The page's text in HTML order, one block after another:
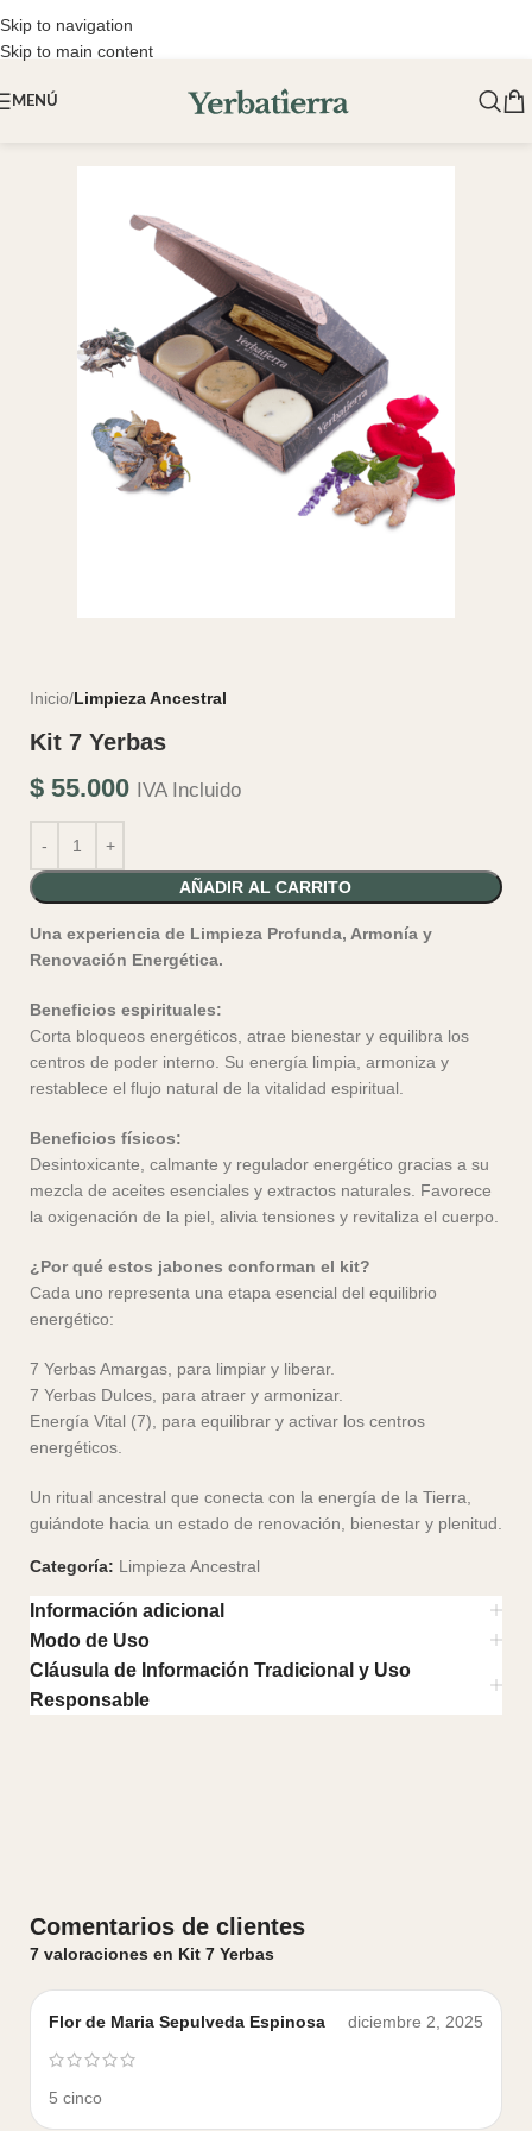
Skip to navigation
Skip to main content
MENÚ
Inicio Limpieza Ancestral
Kit 7 Yerbas
$ 55.000 IVA Incluido
Una experiencia de Limpieza Profunda, Armonía y
Renovación Energética.
Beneficios espirituales:
Corta bloqueos energéticos, atrae bienestar y equilibra los
centros de poder interno. Su energía limpia, armoniza y
restablece el flujo natural de la vitalidad espiritual.
Beneficios físicos:
Desintoxicante, calmante y regulador energético gracias a su
mezcla de aceites esenciales y extractos naturales. Favorece
la oxigenación de la piel, alivia tensiones y revitaliza el cuerpo.
¿Por qué estos jabones conforman el kit?
Cada uno representa una etapa esencial del equilibrio
energético:
7 Yerbas Amargas, para limpiar y liberar.
7 Yerbas Dulces, para atraer y armonizar.
Energía Vital (7), para equilibrar y activar los centros
energéticos.
Un ritual ancestral que conecta con la energía de la Tierra,
guiándote hacia un estado de renovación, bienestar y plenitud.
Información adicional
Modo de Uso
Cláusula de Información Tradicional y Uso
Responsable
AÑADIR AL CARRITO
Categoría: Limpieza Ancestral
Comentarios de clientes
7 valoraciones en Kit 7 Yerbas
Flor de Maria Sepulveda Espinosa diciembre 2, 2025
5 cinco